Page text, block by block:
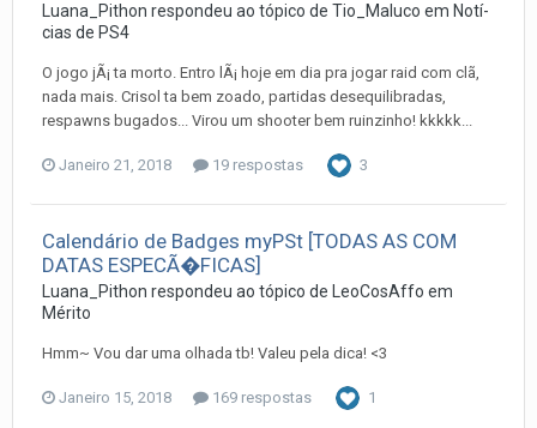
Luana_Pithon respondeu ao tópico de Tio_Maluco em Notí­
cias de PS4
O jogo jÃ¡ ta morto. Entro lÃ¡ hoje em dia pra jogar raid com clã,
nada mais. Crisol ta bem zoado, partidas desequilibradas,
respawns bugados... Virou um shooter bem ruinzinho! kkkkk...
Janeiro 21, 2018 19 respostas 3
Calendário de Badges myPSt [TODAS AS COM
DATAS ESPECÃ�FICAS]
Luana_Pithon respondeu ao tópico de LeoCosAffo em
Mérito
Hmm~ Vou dar uma olhada tb! Valeu pela dica! <3
Janeiro 15, 2018 169 respostas 1